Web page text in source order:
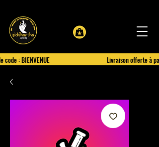
: BIENVENUE Livraison offerte à